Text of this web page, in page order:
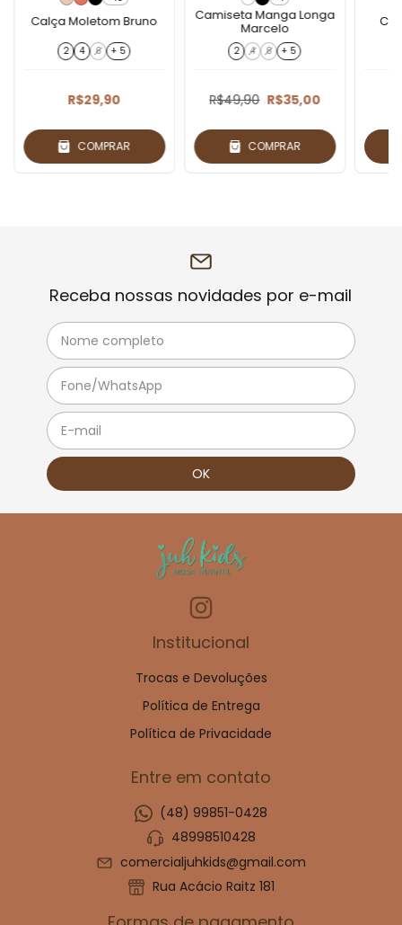
Calça Moletom Bruno
2 4 6 + 5
R$29,90
COMPRAR
Camiseta Manga Longa
Marcelo
2 4 6 + 5
R$49,90 R$35,00
COMPRAR
Receba nossas novidades por e-mail
Institucional
Trocas e Devoluções
Política de Entrega
Política de Privacidade
Entre em contato
(48) 99851-0428
48998510428
comercialjuhkids@gmail.com
Rua Acácio Raitz 181